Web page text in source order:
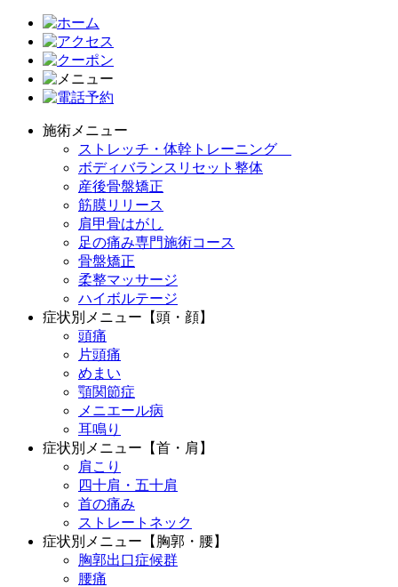
施術メニュー
ストレッチ・体幹トレーニング
ボディバランスリセット整体
産後骨盤矯正
筋膜リリース
肩甲骨はがし
足の痛み専門施術コース
骨盤矯正
柔整マッサージ
ハイボルテージ
症状別メニュー【頭・顔】
頭痛
片頭痛
めまい
顎関節症
メニエール病
耳鳴り
症状別メニュー【首・肩】
肩こり
四十肩・五十肩
首の痛み
ストレートネック
症状別メニュー【胸郭・腰】
胸郭出口症候群
腰痛